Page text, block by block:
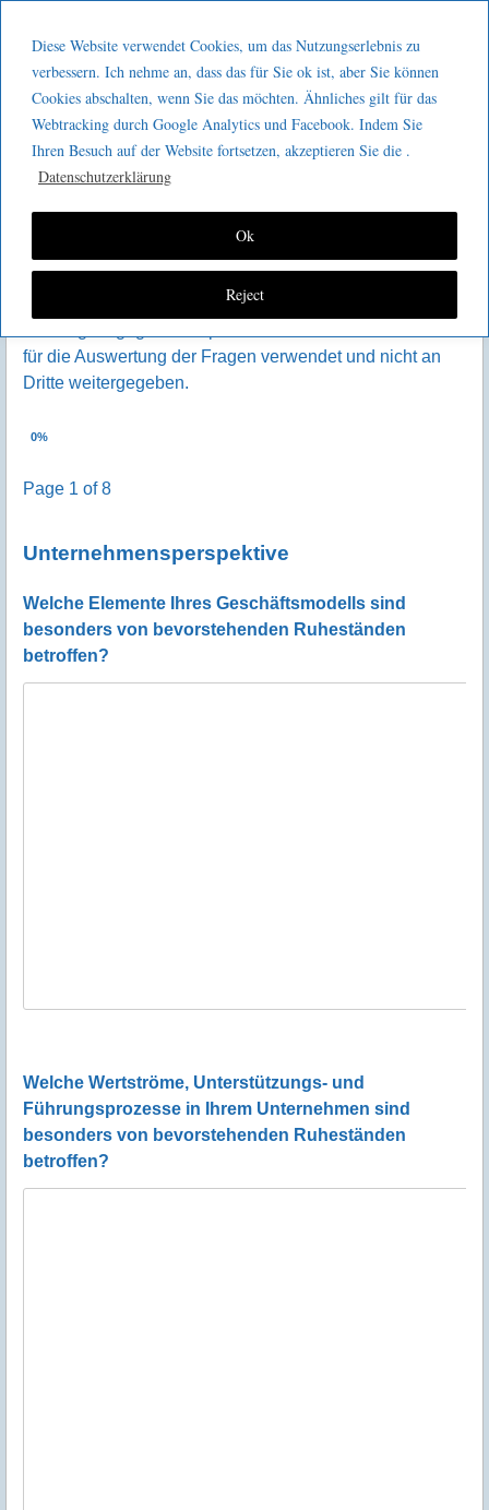
Diese Website verwendet Cookies, um das Nutzungserlebnis zu
verbessern. Ich nehme an, dass das für Sie ok ist, aber Sie können
Cookies abschalten, wenn Sie das möchten. Ähnliches gilt für das
Webtracking durch Google Analytics und Facebook. Indem Sie
Ihren Besuch auf der Website fortsetzen, akzeptieren Sie die .
Datenschutzerklärung
Reject
Ok
GeeMco :
Götz Müller
Consulting
Reflexion Experten-Nachfolge
Die folgenden Fragen aus verschiedenen Kategorien
sollen Ihnen eine Reflexion über die Relevanz und
mögliche Konsequenzen aus bevorstehenden
Datenschutzerklärung
für die Auswertung der Fragen verwendet und nicht an
Dritte weitergegeben.
0%
Page 1 of 8
Unternehmensperspektive
Welche Elemente Ihres Geschäftsmodells sind
besonders von bevorstehenden Ruheständen
betroffen?
Welche Wertströme, Unterstützungs- und
Führungsprozesse in Ihrem Unternehmen sind
besonders von bevorstehenden Ruheständen
betroffen?